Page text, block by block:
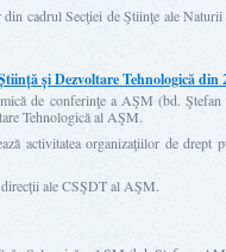
cadrul Secţiei de Ştiinţe ale
și Dezvoltare Tehnologică din
de conferinţe a AŞM (bd.
Tehnologică al AŞM.
activitatea organizaţiilor de drept
ale CSŞDT al AŞM.